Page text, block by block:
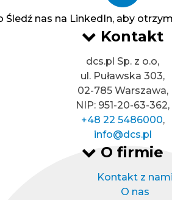
Śledź nas na LinkedIn, aby
Kontakt
dcs.pl Sp. z o.o,
ul. Puławska 303,
02-785 Warszawa,
NIP: 951-20-63-362,
+48 22 5486000,
info@dcs.pl
O firmie
Kontakt z nami
O nas